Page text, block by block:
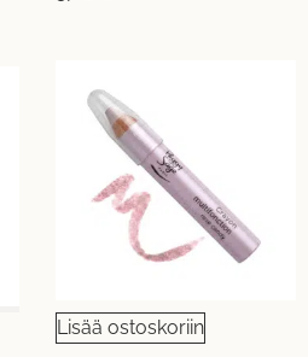
Lisää ostoskoriin